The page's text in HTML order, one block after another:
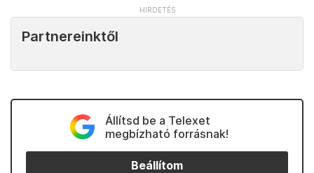
Partnereinktől
Állítsd be a Telexet
megbízható forrásnak!
Beállítom